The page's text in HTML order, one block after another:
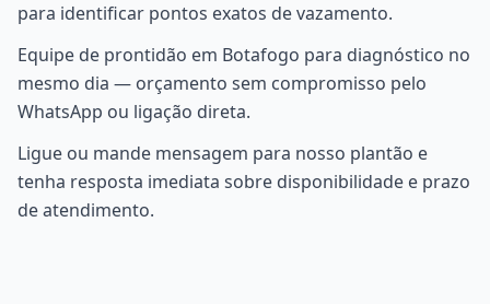
para identificar pontos exatos de vazamento.
Equipe de prontidão em Botafogo para diagnóstico no
mesmo dia — orçamento sem compromisso pelo
WhatsApp ou ligação direta.
Ligue ou mande mensagem para nosso plantão e
tenha resposta imediata sobre disponibilidade e prazo
de atendimento.